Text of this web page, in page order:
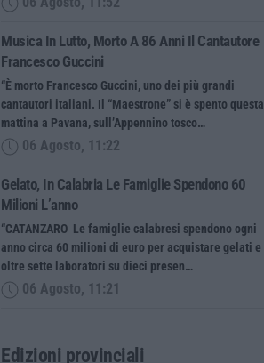
Musica In Lutto, Morto A 86 Anni Il Cantautore
Francesco Guccini
“È morto Francesco Guccini, uno dei più grandi
cantautori italiani. Il “Maestrone” si è spento questa
mattina a Pavana, sull’Appennino tosco…
06 Agosto, 11:22
Gelato, In Calabria Le Famiglie Spendono 60
Milioni L’anno
“CATANZARO Le famiglie calabresi spendono ogni
anno circa 60 milioni di euro per acquistare gelati e
oltre sette laboratori su dieci presen…
06 Agosto, 11:21
Edizioni provinciali